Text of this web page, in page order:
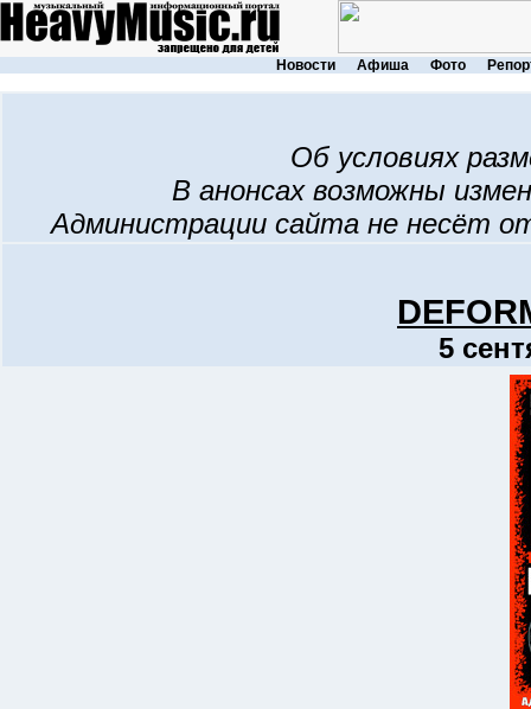
Новости Афиша Фото
Об условиях
В анонсах возможны
Администрации сайта не несёт
5